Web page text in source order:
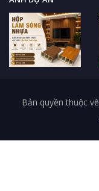
Bản quyền thuộc về